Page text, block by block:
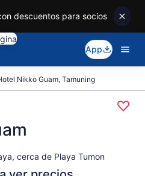
descuentos para socios
App
Nikko Guam, Tamuning
cerca de Playa Tumon